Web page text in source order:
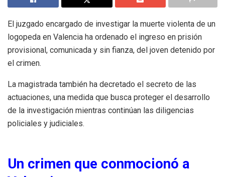
El juzgado encargado de investigar la muerte violenta de un
logopeda en Valencia ha ordenado el ingreso en prisión
provisional, comunicada y sin fianza, del joven detenido por
el crimen.
La magistrada también ha decretado el secreto de las
actuaciones, una medida que busca proteger el desarrollo
de la investigación mientras continúan las diligencias
policiales y judiciales.
Un crimen que conmocionó a